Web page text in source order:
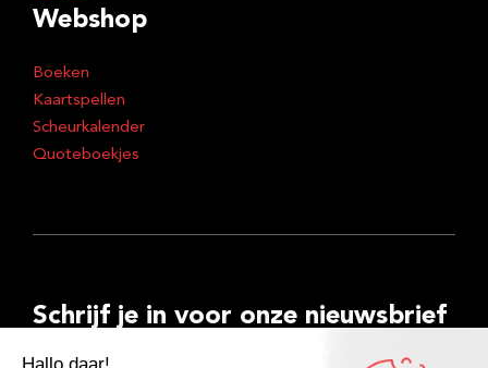
Webshop
Boeken
Kaartspellen
Scheurkalender
Quoteboekjes
Schrijf je in voor onze nieuwsbrief